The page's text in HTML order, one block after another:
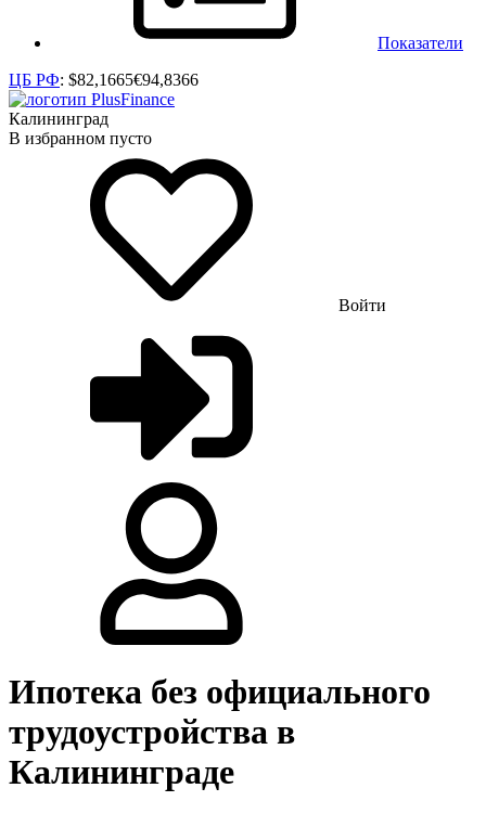
Показатели
ЦБ РФ: $82,1665€94,8366
Калининград
В избранном пусто
Войти
Ипотека без официального
трудоустройства в
Калининграде